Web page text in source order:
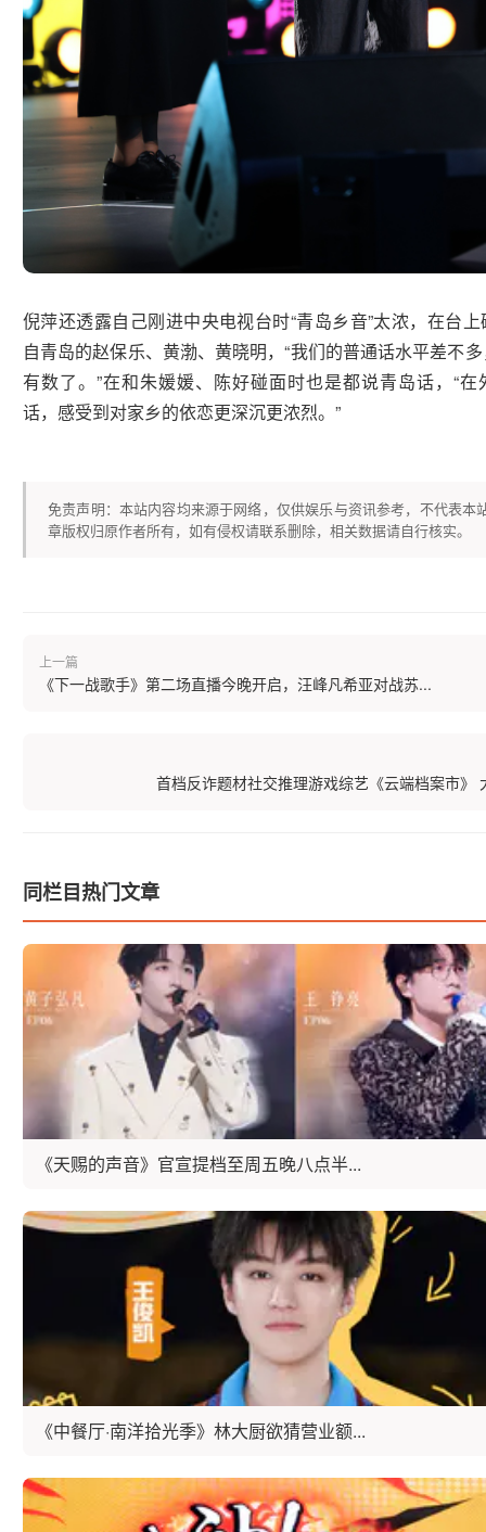
倪萍还透露自己刚进中央电视台时“青岛乡音”太浓，在台
自青岛的赵保乐、黄渤、黄晓明，“我们的普通话水平差不
有数了。”在和朱媛媛、陈好碰面时也是都说青岛话，“在
话，感受到对家乡的依恋更深沉更浓烈。”
免责声明：本站内容均来源于网络，仅供娱乐与资讯参考，不代表本
章版权归原作者所有，如有侵权请联系删除，相关数据请自行核实。
上一篇
《下一战歌手》第二场直播今晚开启，汪峰凡希亚对战苏...
首档反诈题材社交推理游戏综艺《云端档案市》
同栏目热门文章
《天赐的声音》官宣提档至周五晚八点半...
《中餐厅·南洋拾光季》林大厨欲猜营业额...